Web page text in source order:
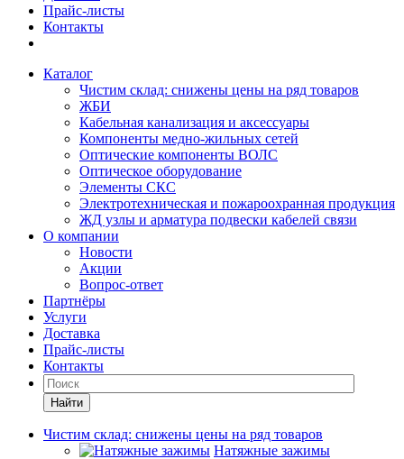
Прайс-листы
Контакты
Каталог
Чистим склад: снижены цены на ряд товаров
ЖБИ
Кабельная канализация и аксессуары
Компоненты медно-жильных сетей
Оптические компоненты ВОЛС
Оптическое оборудование
Элементы СКС
Электротехническая и пожароохранная продукция
ЖД узлы и арматура подвески кабелей связи
О компании
Новости
Акции
Вопрос-ответ
Партнёры
Услуги
Доставка
Прайс-листы
Контакты
Найти
Чистим склад: снижены цены на ряд товаров
Натяжные зажимы